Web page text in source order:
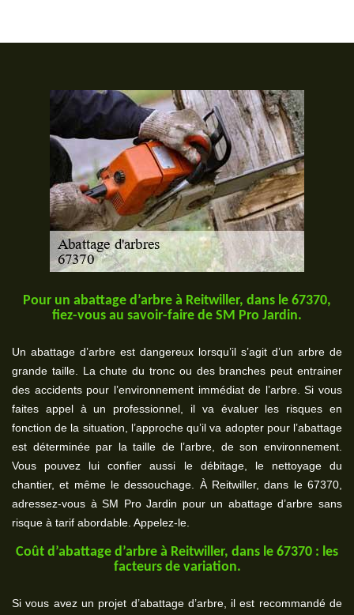
Pour un abattage d’arbre à Reitwiller, dans le 67370,
fiez-vous au savoir-faire de SM Pro Jardin.
Un abattage d’arbre est dangereux lorsqu’il s’agit d’un arbre de
grande taille. La chute du tronc ou des branches peut entrainer
des accidents pour l’environnement immédiat de l’arbre. Si vous
faites appel à un professionnel, il va évaluer les risques en
fonction de la situation, l’approche qu’il va adopter pour l’abattage
est déterminée par la taille de l’arbre, de son environnement.
Vous pouvez lui confier aussi le débitage, le nettoyage du
chantier, et même le dessouchage. À Reitwiller, dans le 67370,
adressez-vous à SM Pro Jardin pour un abattage d’arbre sans
risque à tarif abordable. Appelez-le.
Coût d’abattage d’arbre à Reitwiller, dans le 67370 : les
facteurs de variation.
Si vous avez un projet d’abattage d’arbre, il est recommandé de